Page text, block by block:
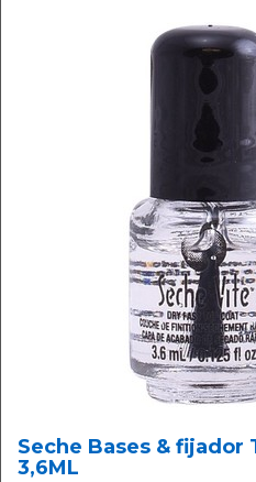
Seche Bases & fijador
3,6ML